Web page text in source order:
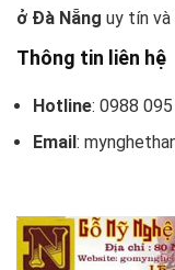
ở Đà Nẵng uy tín
Thông tin liên hệ
Hotline: 0988
Email :